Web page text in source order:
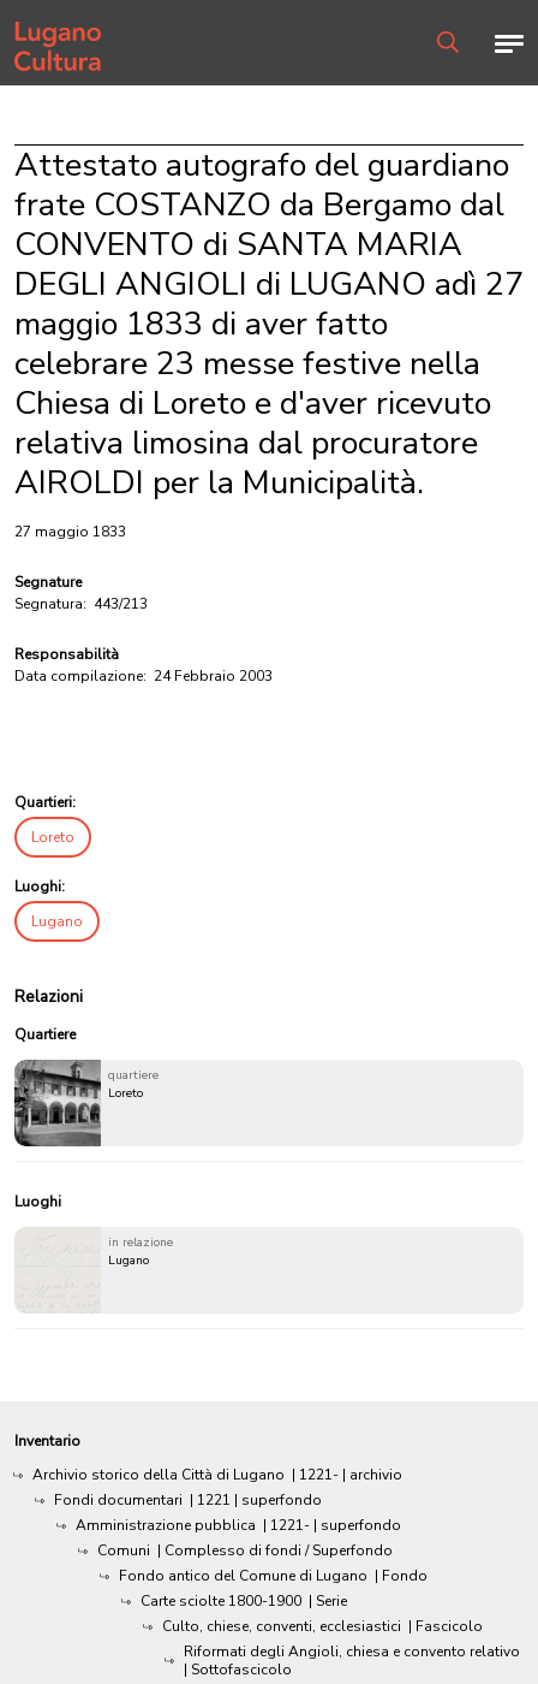
Home page
Attestato autografo del guardiano
frate COSTANZO da Bergamo dal
CONVENTO di SANTA MARIA
DEGLI ANGIOLI di LUGANO adì 27
maggio 1833 di aver fatto
celebrare 23 messe festive nella
Chiesa di Loreto e d'aver ricevuto
relativa limosina dal procuratore
AIROLDI per la Municipalità.
27 maggio 1833
Segnature
Segnatura: 443/213
Responsabilità
Data compilazione: 24 Febbraio 2003
Quartieri:
Loreto
Luoghi:
Lugano
Relazioni
Quartiere
quartiere
Loreto
Luoghi
in relazione
Lugano
Inventario
Archivio storico della Città di Lugano | 1221- | archivio
Fondi documentari | 1221 | superfondo
Amministrazione pubblica | 1221- | superfondo
Comuni | Complesso di fondi / Superfondo
Fondo antico del Comune di Lugano | Fondo
Carte sciolte 1800-1900 | Serie
Culto, chiese, conventi, ecclesiastici | Fascicolo
Riformati degli Angioli, chiesa e convento relativo
| Sottofascicolo